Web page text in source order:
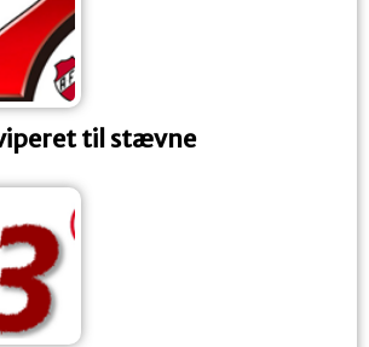
til stævne